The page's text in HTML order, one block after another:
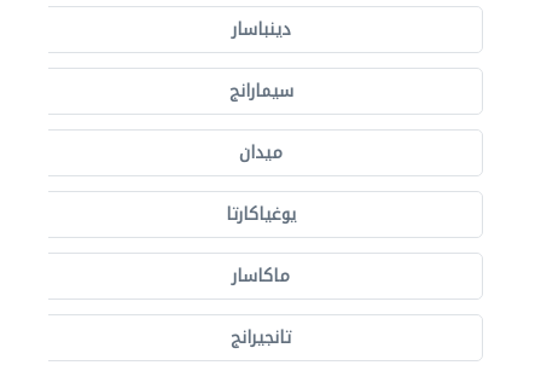
دينباسار
سيمارانج
ميدان
يوغياكارتا
ماكاسار
تانجيرانج